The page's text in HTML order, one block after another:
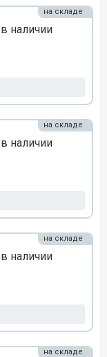
в наличии
на складе
в наличии
на складе
в наличии
на складе
на складе